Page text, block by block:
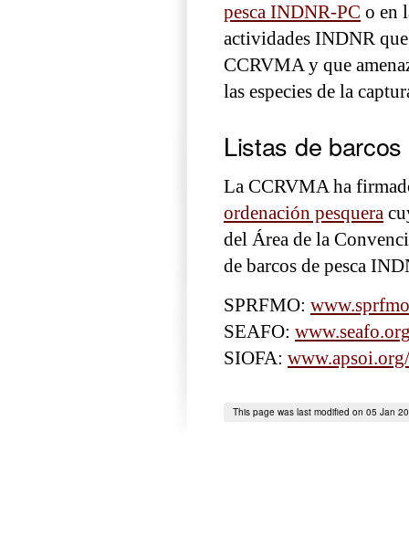
pesca INDNR-PC o en
actividades INDNR
CCRVMA y que
las especies de la
Listas de
La CCRVMA ha
ordenación pesquera
del Área de la
de barcos de pesca
SPRFMO:
SEAFO:
SIOFA:
This page was last modified on 05 Jan